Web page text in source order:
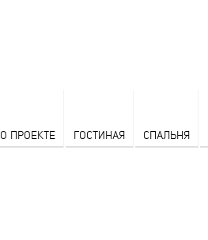
О ПРОЕКТЕ ГОСТИНАЯ СПАЛЬНЯ